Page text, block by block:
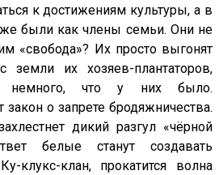
к достижениям культуры, а в
были как члены семьи. Они не
«свобода»? Их просто выгонят
земли их хозяев-плантаторов,
немного, что у них было.
о запрете бродяжничества.
дикий разгул «чёрной
белые станут создавать
клукс-клан, прокатится волна